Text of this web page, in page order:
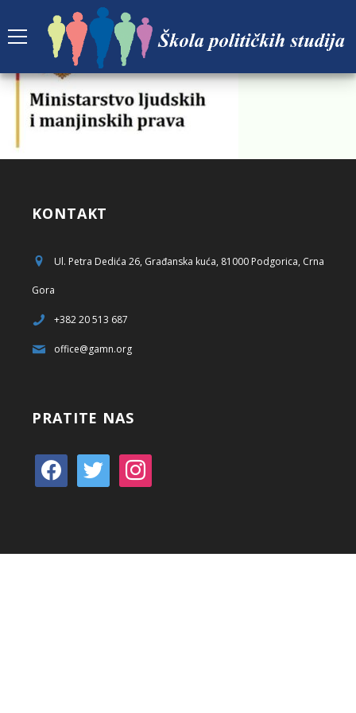
KONTAKT
Ul. Petra Dedića 26, Građanska kuća, 81000 Podgorica, Crna
Gora
+382 20 513 687
office@gamn.org
PRATITE NAS